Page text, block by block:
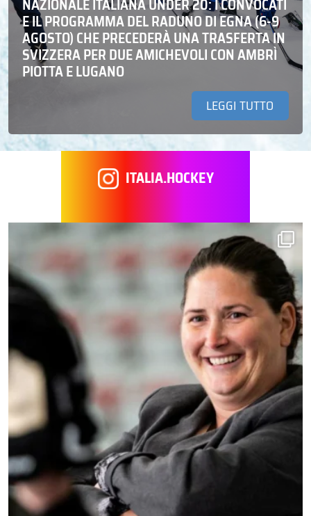
NAZIONALE ITALIANA UNDER 20: I CONVOCATI
E IL PROGRAMMA DEL RADUNO DI EGNA (6-9
AGOSTO) CHE PRECEDERÀ UNA TRASFERTA IN
SVIZZERA PER DUE AMICHEVOLI CON AMBRÌ
PIOTTA E LUGANO
LEGGI TUTTO
ITALIA.HOCKEY